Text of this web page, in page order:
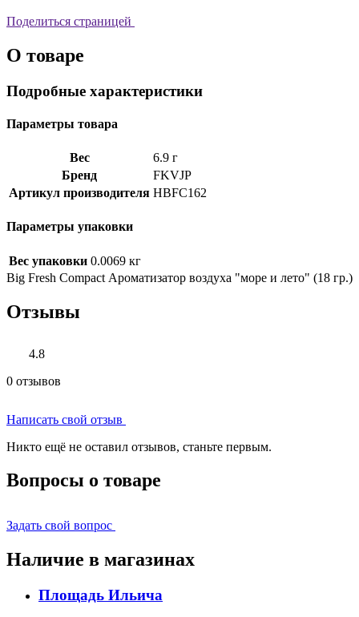
Поделиться страницей
О товаре
Подробные характеристики
Параметры товара
Вес
6.9 г
Бренд
FKVJP
Артикул производителя HBFC162
Параметры упаковки
Вес упаковки 0.0069 кг
Big Fresh Compact Ароматизатор воздуха "море и лето" (18 гр.)
Отзывы
4.8
0 отзывов
Написать свой отзыв
Никто ещё не оставил отзывов, станьте первым.
Вопросы о товаре
Задать свой вопрос
Наличие в магазинах
Площадь Ильича